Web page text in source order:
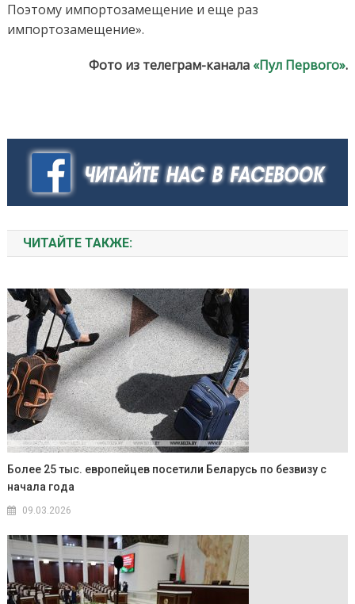
Поэтому импортозамещение и еще раз
импортозамещение».
Фото из телеграм-канала «Пул Первого».
ЧИТАЙТЕ ТАКЖЕ:
Более 25 тыс. европейцев посетили Беларусь по безвизу с
начала года
09.03.2026